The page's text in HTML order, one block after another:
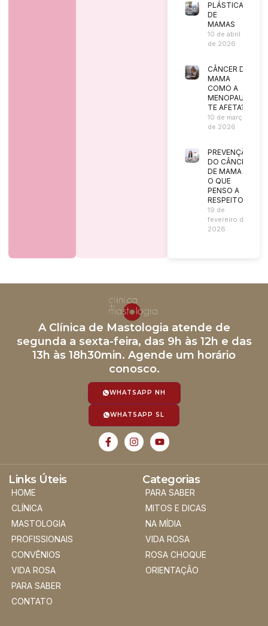
PLÁSTICA
DE
MAMAS
10 de abril
de 2026
CÂNCER DE
MAMA
COMO A
MENOPAUSA
TE AFETA?
10 de março
de 2026
PREVENÇÃO
DO CÂNCER
DE MAMA |
O QUE
PENSO A
RESPEITO?
19 de
fevereiro de
2026
A Clínica de Mastologia atende de
segunda a sexta-feira, das 9h às 12h e das
13h às 18h30min. Agende um horário
conosco.
WHATSAPP NH
WHATSAPP SL
Links Úteis
HOME
CLÍNICA
MASTOLOGIA
PROFISSIONAIS
CONVÊNIOS
VIDA ROSA
PARA SABER
CONTATO
Categorias
PARA SABER
MITOS E DICAS
NA MÍDIA
VIDA ROSA
ROSA CHOQUE
ORIENTAÇÃO